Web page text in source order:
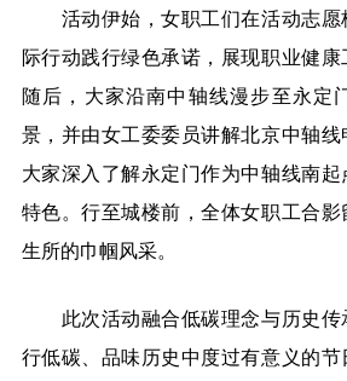
活动伊始，女职工们在活动志
际行动践行绿色承诺，展现职业健康
随后，大家沿南中轴线漫步至永定
景，并由女工委委员讲解北京中轴
大家深入了解永定门作为中轴线南
特色。行至城楼前，全体女职工合影
生所的巾帼风采。
此次活动融合低碳理念与历史
行低碳、品味历史中度过有意义的节